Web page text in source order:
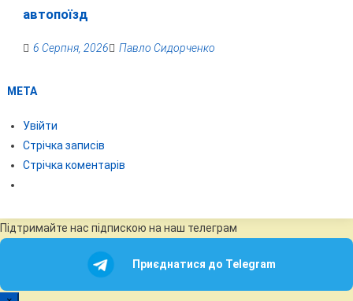
автопоїзд
6 Серпня, 2026 Павло Сидорченко
МЕТА
Увійти
Стрічка записів
Стрічка коментарів
Підтримайте нас підпискою на наш телеграм
Приєднатися до Telegram